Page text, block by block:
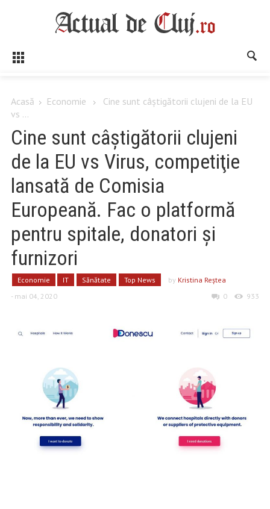
Acasă Economie
Cine sunt câştigătorii clujeni de la EU
vs ...
Cine sunt câştigătorii clujeni
de la EU vs Virus, competiţie
lansată de Comisia
Europeană. Fac o platformă
pentru spitale, donatori şi
furnizori
Economie IT Sănătate Top News by Kristina Reştea
- mai 04, 2020
0 933